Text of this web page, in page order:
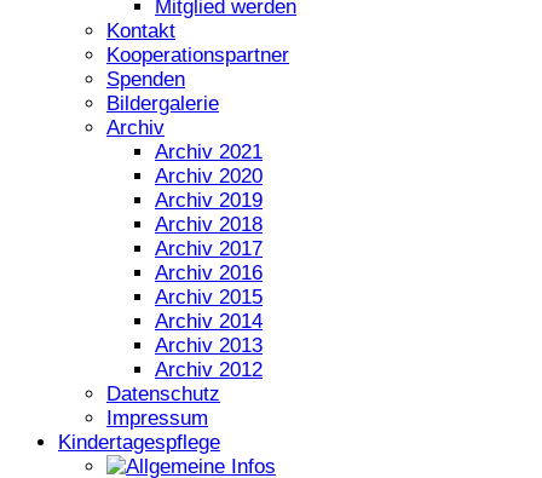
Mitglied werden
Kontakt
Kooperationspartner
Spenden
Bildergalerie
Archiv
Archiv 2021
Archiv 2020
Archiv 2019
Archiv 2018
Archiv 2017
Archiv 2016
Archiv 2015
Archiv 2014
Archiv 2013
Archiv 2012
Datenschutz
Impressum
Kindertagespflege